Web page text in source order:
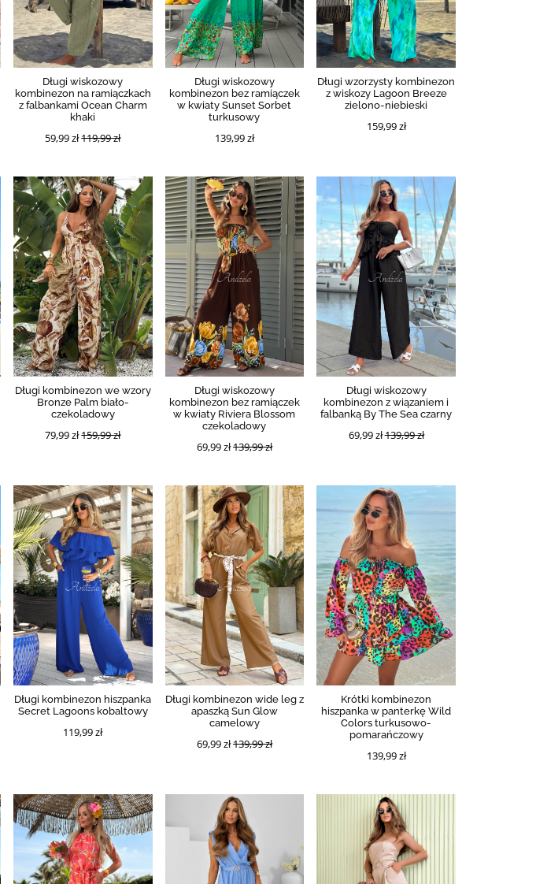
Długi wiskozowy
kombinezon na ramiączkach
z falbankami Ocean Charm
khaki
59,99 zł119,99 zł
Długi wiskozowy
kombinezon bez ramiączek
w kwiaty Sunset Sorbet
turkusowy
139,99 zł
Długi wzorzysty kombinezon
z wiskozy Lagoon Breeze
zielono-niebieski
159,99 zł
Długi kombinezon we wzory
Bronze Palm biało-
czekoladowy
79,99 zł159,99 zł
Długi wiskozowy
kombinezon bez ramiączek
w kwiaty Riviera Blossom
czekoladowy
69,99 zł139,99 zł
Długi wiskozowy
kombinezon z wiązaniem i
falbanką By The Sea czarny
69,99 zł139,99 zł
Długi kombinezon hiszpanka
Secret Lagoons kobaltowy
119,99 zł
Długi kombinezon wide leg z
apaszką Sun Glow
camelowy
69,99 zł139,99 zł
Krótki kombinezon
hiszpanka w panterkę Wild
Colors turkusowo-
pomarańczowy
139,99 zł